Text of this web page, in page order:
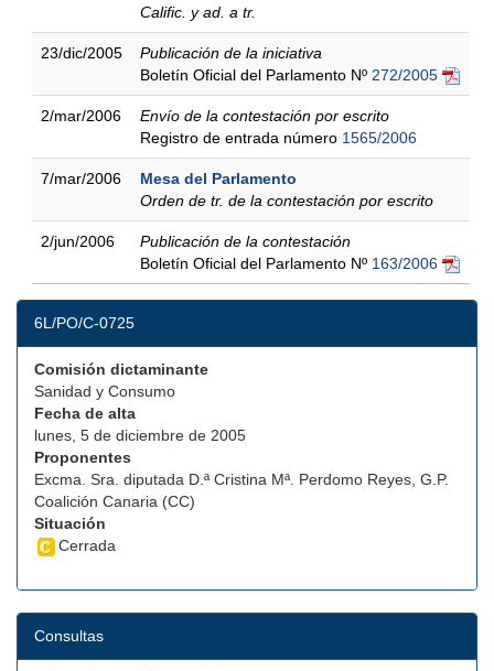
Calific. y ad. a tr.
23/dic/2005
Publicación de la iniciativa
Boletín Oficial del Parlamento Nº 272/2005
2/mar/2006
Envío de la contestación por escrito
Registro de entrada número 1565/2006
7/mar/2006
Mesa del Parlamento
Orden de tr. de la contestación por escrito
2/jun/2006
Publicación de la contestación
Boletín Oficial del Parlamento Nº 163/2006
6L/PO/C-0725
Comisión dictaminante
Sanidad y Consumo
Fecha de alta
lunes, 5 de diciembre de 2005
Proponentes
Excma. Sra. diputada D.ª Cristina Mª. Perdomo Reyes, G.P.
Coalición Canaria (CC)
Situación
Cerrada
Consultas